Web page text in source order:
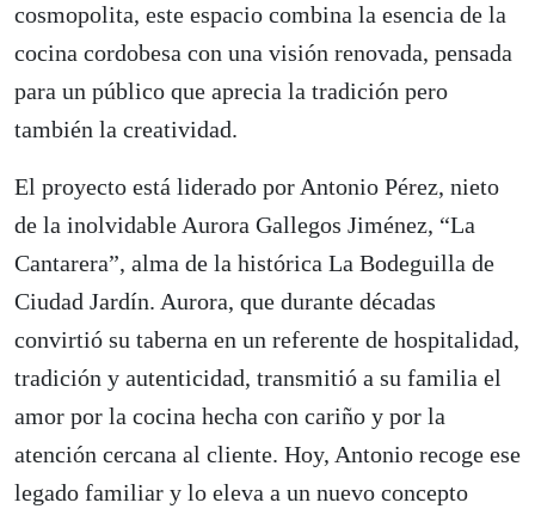
cosmopolita, este espacio combina la esencia de la
cocina cordobesa con una visión renovada, pensada
para un público que aprecia la tradición pero
también la creatividad.
El proyecto está liderado por Antonio Pérez, nieto
de la inolvidable Aurora Gallegos Jiménez, “La
Cantarera”, alma de la histórica La Bodeguilla de
Ciudad Jardín. Aurora, que durante décadas
convirtió su taberna en un referente de hospitalidad,
tradición y autenticidad, transmitió a su familia el
amor por la cocina hecha con cariño y por la
atención cercana al cliente. Hoy, Antonio recoge ese
legado familiar y lo eleva a un nuevo concepto